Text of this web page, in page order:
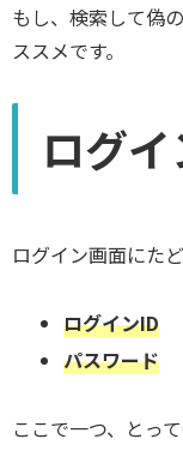
もし、検索して偽
ススメです。
ログ
ログイン画面にた
ログインID
パスワード
ここで一つ、とっ